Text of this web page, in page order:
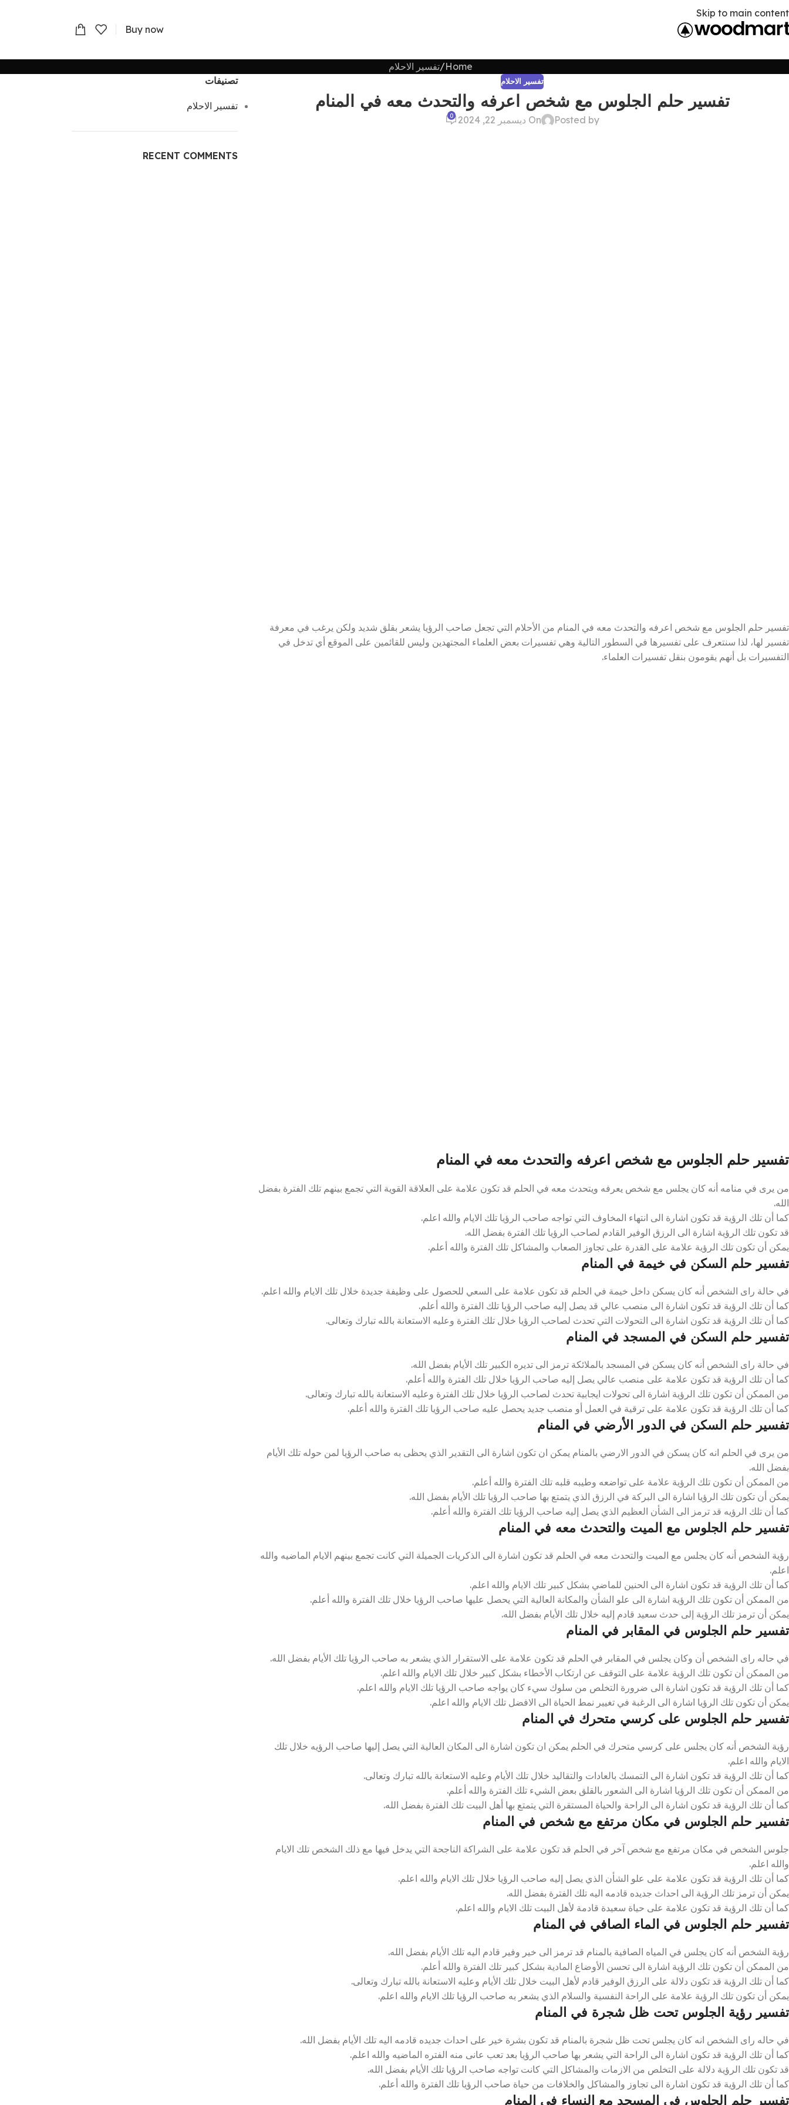
Skip to main content
Buy now
Home تفسير الاحلام
تفسير الاحلام
تفسير حلم الجلوس مع شخص اعرفه والتحدث معه في المنام
Posted by On ديسمبر 22, 2024 0
تفسير حلم الجلوس مع شخص اعرفه والتحدث معه في المنام من الأحلام التي تجعل صاحب الرؤيا يشعر بقلق شديد ولكن يرغب في معرفة
تفسير لها، لذا سنتعرف على تفسيرها في السطور التالية وهي تفسيرات بعض العلماء المجتهدين وليس للقائمين على الموقع أي تدخل في
التفسيرات بل أنهم يقومون بنقل تفسيرات العلماء.
تفسير حلم الجلوس مع شخص اعرفه والتحدث معه في المنام
من يرى في منامه أنه كان يجلس مع شخص يعرفه ويتحدث معه في الحلم قد تكون علامة على العلاقة القوية التي تجمع بينهم تلك الفترة بفضل
الله.
كما أن تلك الرؤية قد تكون اشارة الى انتهاء المخاوف التي تواجه صاحب الرؤيا تلك الايام والله اعلم.
قد تكون تلك الرؤية اشارة الى الرزق الوفير القادم لصاحب الرؤيا تلك الفترة بفضل الله.
يمكن أن تكون تلك الرؤية علامة على القدرة على تجاوز الصعاب والمشاكل تلك الفترة والله أعلم.
تفسير حلم السكن في خيمة في المنام
في حالة راى الشخص أنه كان يسكن داخل خيمة في الحلم قد تكون علامة على السعي للحصول على وظيفة جديدة خلال تلك الايام والله اعلم.
كما أن تلك الرؤية قد تكون اشارة الى منصب عالي قد يصل إليه صاحب الرؤيا تلك الفترة والله أعلم.
كما أن تلك الرؤية قد تكون اشارة الى التحولات التي تحدث لصاحب الرؤيا خلال تلك الفترة وعليه الاستعانة بالله تبارك وتعالى.
تفسير حلم السكن في المسجد في المنام
في حالة راى الشخص أنه كان يسكن في المسجد بالملائكة ترمز الى تديره الكبير تلك الأيام بفضل الله.
كما أن تلك الرؤية قد تكون علامة على منصب عالي يصل إليه صاحب الرؤيا خلال تلك الفترة والله أعلم.
من الممكن أن تكون تلك الرؤية اشارة الى تحولات ايجابية تحدث لصاحب الرؤيا خلال تلك الفترة وعليه الاستعانة بالله تبارك وتعالى.
كما أن تلك الرؤية قد تكون علامة على ترقية في العمل أو منصب جديد يحصل عليه صاحب الرؤيا تلك الفترة والله أعلم.
تفسير حلم السكن في الدور الأرضي في المنام
من يرى في الحلم انه كان يسكن في الدور الارضي بالمنام يمكن ان تكون اشارة الى التقدير الذي يحظى به صاحب الرؤيا لمن حوله تلك الأيام
بفضل الله.
من الممكن أن تكون تلك الرؤية علامة على تواضعه وطيبه قلبه تلك الفترة والله أعلم.
يمكن أن تكون تلك الرؤيا اشارة الى البركة في الرزق الذي يتمتع بها صاحب الرؤيا تلك الأيام بفضل الله.
كما أن تلك الرؤيه قد ترمز الى الشأن العظيم الذي يصل إليه صاحب الرؤيا تلك الفترة والله أعلم.
تفسير حلم الجلوس مع الميت والتحدث معه في المنام
رؤية الشخص أنه كان يجلس مع الميت والتحدث معه في الحلم قد تكون اشارة الى الذكريات الجميلة التي كانت تجمع بينهم الايام الماضيه والله
اعلم.
كما أن تلك الرؤية قد تكون اشارة الى الحنين للماضي بشكل كبير تلك الايام والله اعلم.
من الممكن أن تكون تلك الرؤية اشارة الى علو الشأن والمكانة العالية التي يحصل عليها صاحب الرؤيا خلال تلك الفترة والله أعلم.
يمكن أن ترمز تلك الرؤية إلى حدث سعيد قادم إليه خلال تلك الأيام بفضل الله.
تفسير حلم الجلوس في المقابر في المنام
في حاله راى الشخص أن وكان يجلس في المقابر في الحلم قد تكون علامة على الاستقرار الذي يشعر به صاحب الرؤيا تلك الأيام بفضل الله.
من الممكن أن تكون تلك الرؤية علامة على التوقف عن ارتكاب الأخطاء بشكل كبير خلال تلك الايام والله اعلم.
كما أن تلك الرؤية قد تكون اشارة الى ضرورة التخلص من سلوك سيء كان يواجه صاحب الرؤيا تلك الايام والله اعلم.
يمكن أن تكون تلك الرؤيا اشارة الى الرغبة في تغيير نمط الحياة الى الافضل تلك الايام والله اعلم.
تفسير حلم الجلوس على كرسي متحرك في المنام
رؤية الشخص أنه كان يجلس على كرسي متحرك في الحلم يمكن ان تكون اشارة الى المكان العالية التي يصل إليها صاحب الرؤيه خلال تلك
الايام والله اعلم.
كما أن تلك الرؤية قد تكون اشارة الى التمسك بالعادات والتقاليد خلال تلك الأيام وعليه الاستعانة بالله تبارك وتعالى.
من الممكن أن تكون تلك الرؤيا اشارة الى الشعور بالقلق بعض الشيء تلك الفترة والله أعلم.
كما أن تلك الرؤية قد تكون اشارة الى الراحة والحياة المستقرة التي يتمتع بها أهل البيت تلك الفترة بفضل الله.
تفسير حلم الجلوس في مكان مرتفع مع شخص في المنام
جلوس الشخص في مكان مرتفع مع شخص آخر في الحلم قد تكون علامة على الشراكة الناجحة التي يدخل فيها مع ذلك الشخص تلك الايام
والله اعلم.
كما أن تلك الرؤية قد تكون علامة على علو الشأن الذي يصل إليه صاحب الرؤيا خلال تلك الايام والله اعلم.
يمكن أن ترمز تلك الرؤية الى احداث جديده قادمه اليه تلك الفترة بفضل الله.
كما أن تلك الرؤية قد تكون علامة على حياة سعيدة قادمة لأهل البيت تلك الايام والله اعلم.
تفسير حلم الجلوس في الماء الصافي في المنام
رؤية الشخص أنه كان يجلس في المياه الصافية بالمنام قد ترمز الى خير وفير قادم اليه تلك الأيام بفضل الله.
من الممكن أن تكون تلك الرؤية اشارة الى تحسن الأوضاع المادية بشكل كبير تلك الفترة والله أعلم.
كما أن تلك الرؤية قد تكون دلالة على الرزق الوفير قادم لأهل البيت خلال تلك الأيام وعليه الاستعانة بالله تبارك وتعالى.
يمكن أن تكون تلك الرؤية علامة على الراحة النفسية والسلام الذي يشعر به صاحب الرؤيا تلك الايام والله اعلم.
تفسير رؤية الجلوس تحت ظل شجرة في المنام
في حاله راى الشخص انه كان يجلس تحت ظل شجرة بالمنام قد تكون بشرة خير على احداث جديده قادمه اليه تلك الأيام بفضل الله.
كما أن تلك الرؤية قد تكون اشارة الى الراحة التي يشعر بها صاحب الرؤيا بعد تعب عانى منه الفتره الماضيه والله اعلم.
قد تكون تلك الرؤية دلالة على التخلص من الازمات والمشاكل التي كانت تواجه صاحب الرؤيا تلك الأيام بفضل الله.
كما أن تلك الرؤية قد تكون اشارة الى تجاوز والمشاكل والخلافات من حياة صاحب الرؤيا تلك الفترة والله أعلم.
تفسير حلم الجلوس في المسجد مع النساء في المنام
تصنيفات
تفسير الاحلام
RECENT COMMENTS